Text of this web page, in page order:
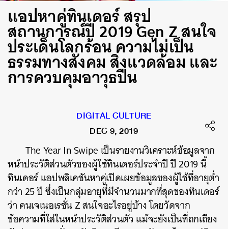
แอปหาคู่ทินเดอร์ สรุป
สถานการณ์ปี 2019 Gen Z สนใจ
ประเด็นโลกร้อน ความไม่เป็น
ธรรมทางสังคม สิ่งแวดล้อม และ
การควบคุมอาวุธปืน
DIGITAL CULTURE
DEC 9, 2019
The Year In Swipe เป็นรายงานวิเคราะห์ข้อมูลจาก
หน้าประวัติส่วนตัวของผู้ใช้ทินเดอร์ประจำปี ปี 2019 นี้
ทินเดอร์ แอปพลิเคชันหาคู่เปิดเผยข้อมูลของผู้ใช้ที่อายุต่ำ
กว่า 25 ปี ซึ่งเป็นกลุ่มอายุที่มีจำนวนมากที่สุดของทินเดอร์
ว่า คนเจเนอเรชั่น Z สนใจอะไรอยู่บ้าง โดยวัดจาก
ข้อความที่ใส่ในหน้าประวัติส่วนตัว แม้จะยังเป็นที่ถกเถียง